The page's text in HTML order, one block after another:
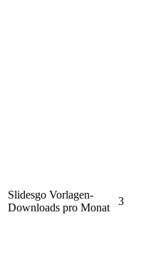
Slidesgo Vorlagen-
Downloads pro Monat
3